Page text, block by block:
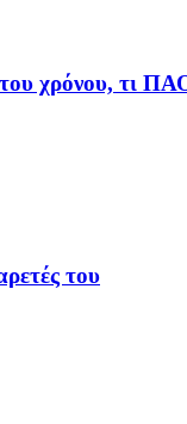
χρόνου, τι
του